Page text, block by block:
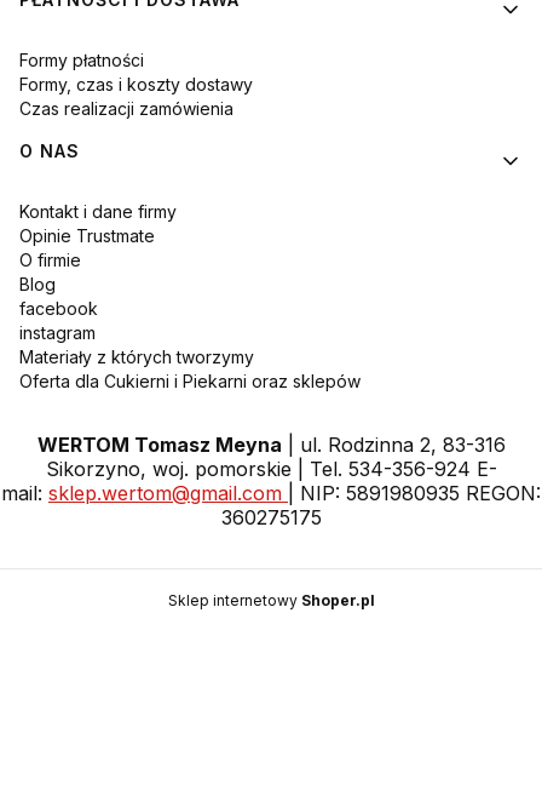
Formy płatności
Formy, czas i koszty dostawy
Czas realizacji zamówienia
O NAS
Kontakt i dane firmy
Opinie Trustmate
O firmie
Blog
facebook
instagram
Materiały z których tworzymy
Oferta dla Cukierni i Piekarni oraz sklepów
WERTOM Tomasz Meyna | ul. Rodzinna 2, 83-316
Sikorzyno, woj. pomorskie | Tel. 534-356-924 E-
mail: sklep.wertom@gmail.com
| NIP: 5891980935 REGON:
360275175
Sklep internetowy Shoper.pl